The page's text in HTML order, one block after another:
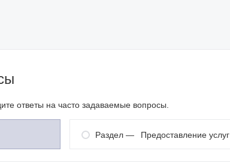
ответы на часто задаваемые вопросы.
Раздел — Предоставление услуг